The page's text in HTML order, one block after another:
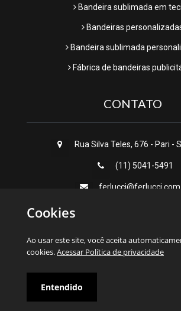
Bandeira sublimada em
Bandeiras
Bandeira sublimada
Fábrica de bandeiras
CONTATO
Rua Silva Teles, 676 - Pari -
(11) 5041-5491
© 2026 Sprovieri Uniformes
Cookies
Ao usar este site, você aceita
cookies.Acessar Política de privacidade
Entendido